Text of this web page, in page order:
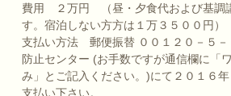
費用 ２万円 （昼・夕食代および基調
す。宿泊しない方方は１万３５００円）
支払い方法 郵便振替 ００１２０－５－
防止センター (お手数ですが通信欄に「
み」とご記入ください。)にて２０１６
支払い下さい。